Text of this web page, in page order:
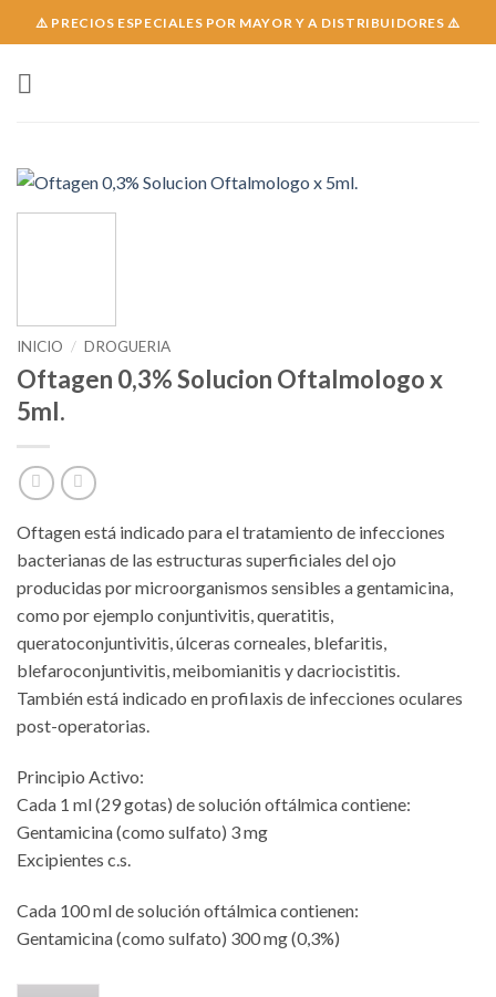
to
⚠️ PRECIOS ESPECIALES POR MAYOR Y A DISTRIBUIDORES ⚠️
INICIO / DROGUERIA
Oftagen 0,3% Solucion Oftalmologo x
5ml.
Oftagen está indicado para el tratamiento de infecciones
bacterianas de las estructuras superficiales del ojo
producidas por microorganismos sensibles a gentamicina,
como por ejemplo conjuntivitis, queratitis,
queratoconjuntivitis, úlceras corneales, blefaritis,
blefaroconjuntivitis, meibomianitis y dacriocistitis.
También está indicado en profilaxis de infecciones oculares
post-operatorias.
Principio Activo:
Cada 1 ml (29 gotas) de solución oftálmica contiene:
Gentamicina (como sulfato) 3 mg
Excipientes c.s.
Cada 100 ml de solución oftálmica contienen:
Gentamicina (como sulfato) 300 mg (0,3%)